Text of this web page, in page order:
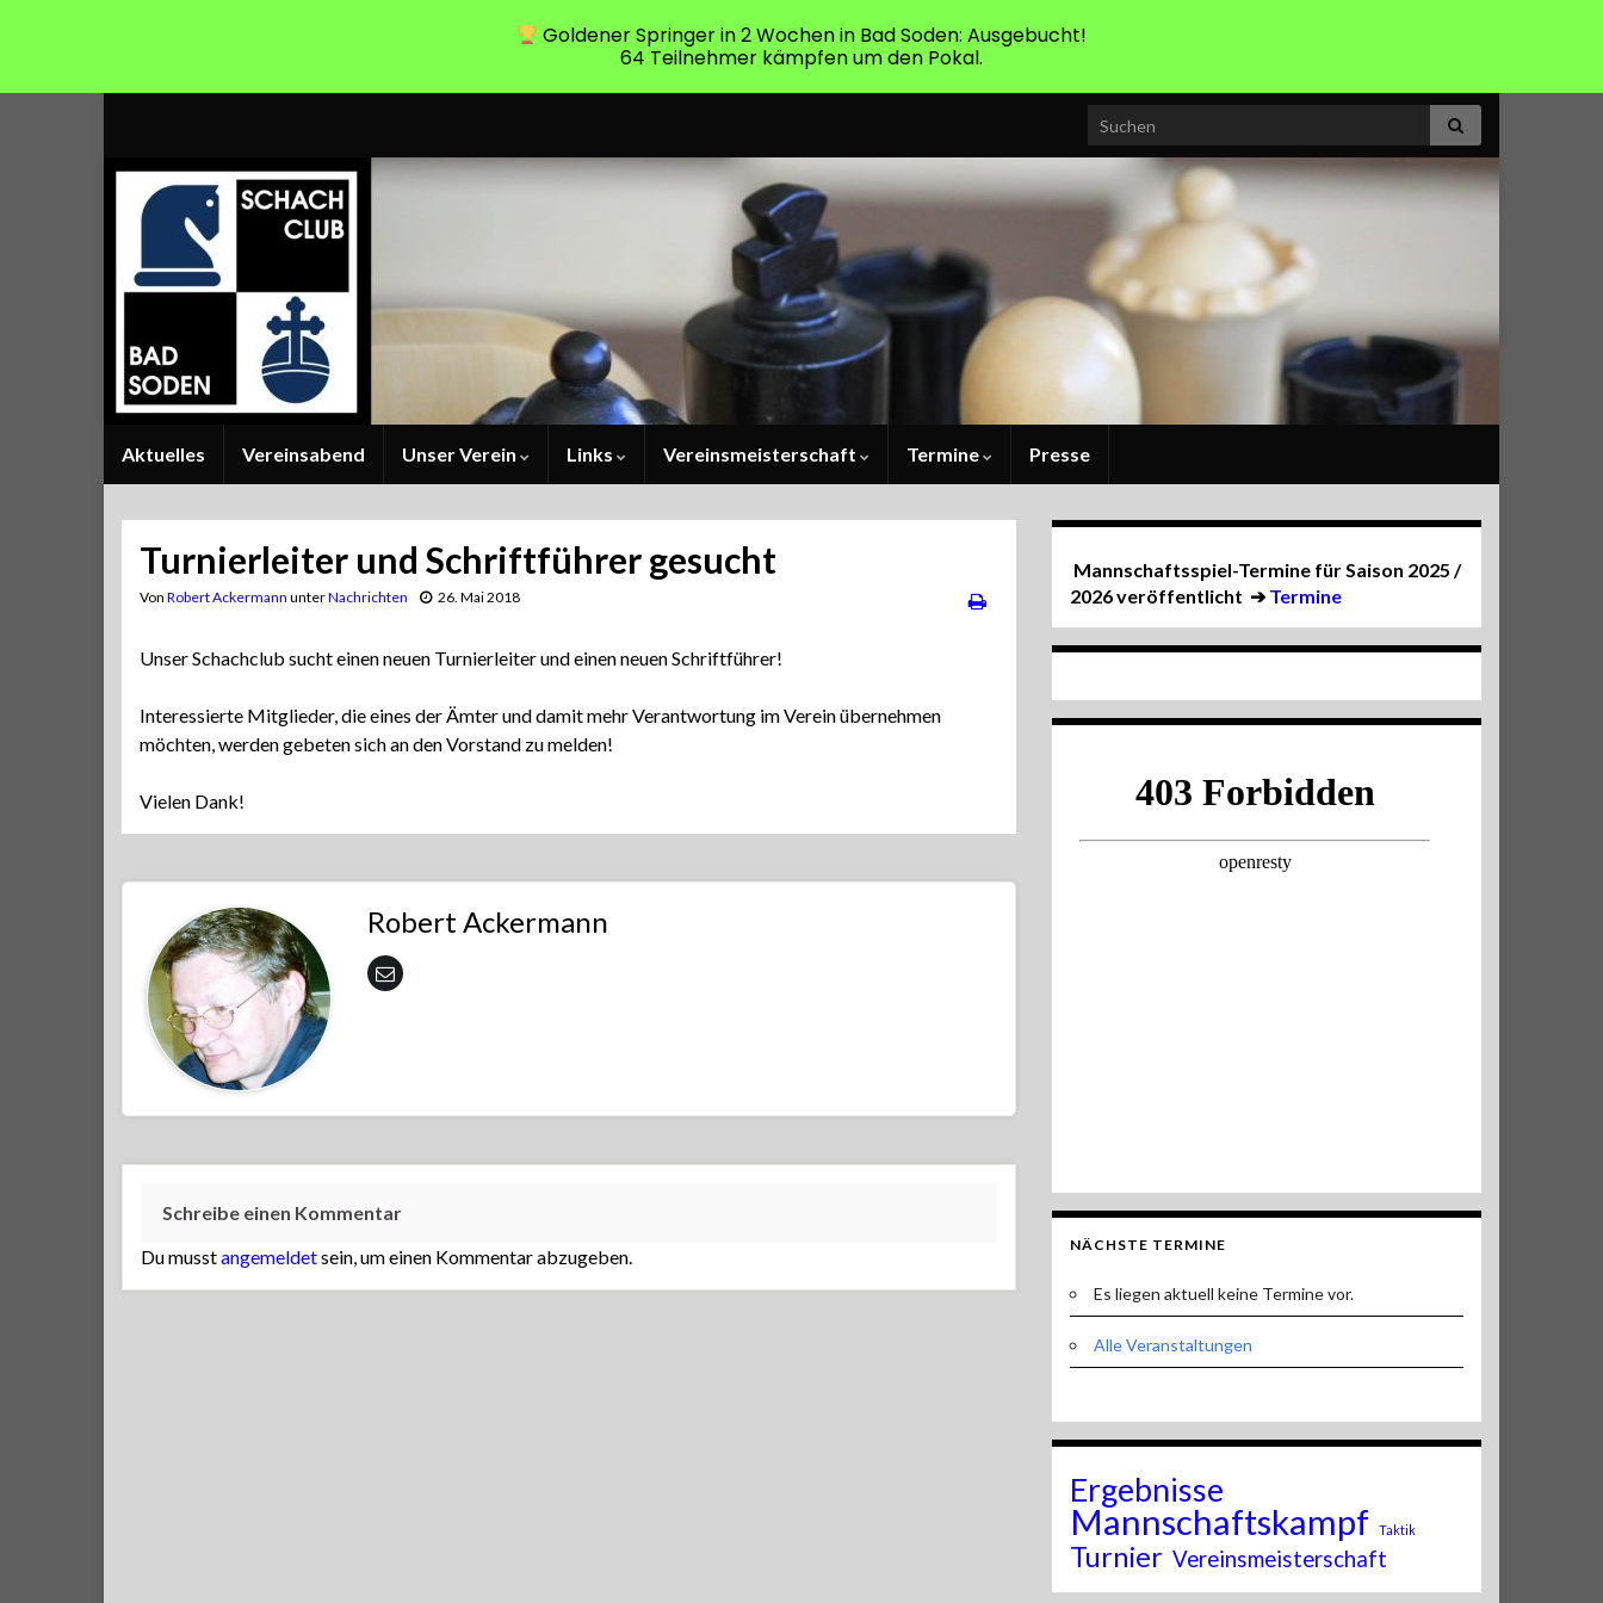
Search for:
Aktuelles Vereinsabend Unser Verein Links Vereinsmeisterschaft Termine Presse
Turnierleiter und Schriftführer gesucht
Von Robert Ackermann unterNachrichten 26. Mai 2018
Unser Schachclub sucht einen neuen Turnierleiter und einen neuen Schriftführer!
Interessierte Mitglieder, die eines der Ämter und damit mehr Verantwortung im Verein übernehmen
möchten, werden gebeten sich an den Vorstand zu melden!
Vielen Dank!
Robert Ackermann
Schreibe einen Kommentar
Du musstangemeldetsein, um einen Kommentar abzugeben.
Mannschaftsspiel-Termine für Saison 2025 /
2026 veröffentlicht ➔Termine
NÄCHSTE TERMINE
Es liegen aktuell keine Termine vor.
Alle Veranstaltungen
Ergebnisse
Mannschaftskampf Taktik
Turnier Vereinsmeisterschaft
Goldener Springer in 2 Wochen in Bad Soden: Ausgebucht!
64 Teilnehmer kämpfen um den Pokal.